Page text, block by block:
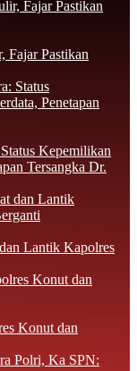
Fajar Pastikan
Kepemilikan
Tersangka Dr.
Lantik Kapolres
Konut dan